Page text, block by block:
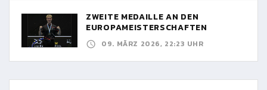
ZWEITE MEDAILLE AN DEN
EUROPAMEISTERSCHAFTEN
09. MÄRZ 2026, 22:23 UHR